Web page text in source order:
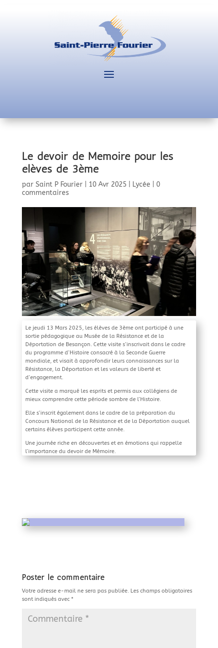
Le devoir de Mémoire pour les
élèves de 3ème
par Saint P Fourier| 10 Avr 2025| Lycée
0
commentaires
Le jeudi 13 Mars 2025, les élèves de 3ème ont participé à une
sortie pédagogique au Musée de la Résistance et de la
Déportation de Besançon. Cette visite s’inscrivait dans le cadre
du programme d’Histoire consacré à la Seconde Guerre
mondiale, et visait à approfondir leurs connaissances sur la
Résistance, la Déportation et les valeurs de liberté et
d’engagement.
Cette visite a marqué les esprits et permis aux collégiens de
mieux comprendre cette période sombre de l’Histoire.
Elle s’inscrit également dans le cadre de la préparation du
Concours National de la Résistance et de la Déportation auquel
certains élèves participent cette année.
Une journée riche en découvertes et en émotions qui rappelle
l’importance du devoir de Mémoire.
Poster le commentaire
Votre adresse e-mail ne sera pas publiée. Les champs obligatoires
sont indiqués avec *